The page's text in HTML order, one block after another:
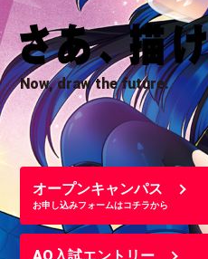
Now, draw the future.
オープンキャンパス
お申し込みフォームはコチラから